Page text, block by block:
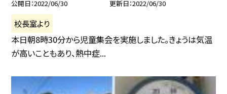
公開日 2022/06/30 更新日 2022/06/30
校長室より
本日朝8時30分から児童集会を実施しました。きょうは気温
が高いこともあり、熱中症...